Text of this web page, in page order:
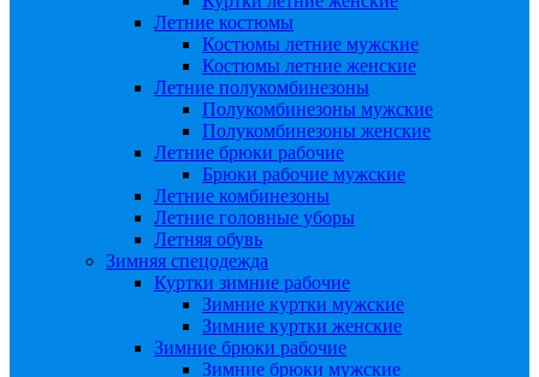
Летние костюмы
Костюмы летние мужские
Костюмы летние женские
Летние полукомбинезоны
Полукомбинезоны мужские
Полукомбинезоны женские
Летние брюки рабочие
Брюки рабочие мужские
Летние комбинезоны
Летние головные уборы
Летняя обувь
Зимняя спецодежда
Куртки зимние рабочие
Зимние куртки мужские
Зимние куртки женские
Зимние брюки рабочие
Зимние брюки мужские